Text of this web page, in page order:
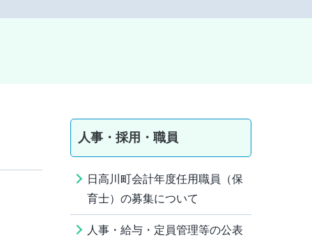
人事・採用・職員
日高川町会計年度任用職員（保
育士）の募集について
人事・給与・定員管理等の公表